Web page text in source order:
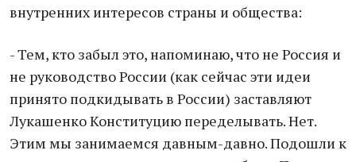
внутренних интересов страны и общества:
- Тем, кто забыл это, напоминаю, что не Россия и
не руководство России (как сейчас эти идеи
принято подкидывать в России) заставляют
Лукашенко Конституцию переделывать. Нет.
Этим мы занимаемся давным-давно. Подошли к